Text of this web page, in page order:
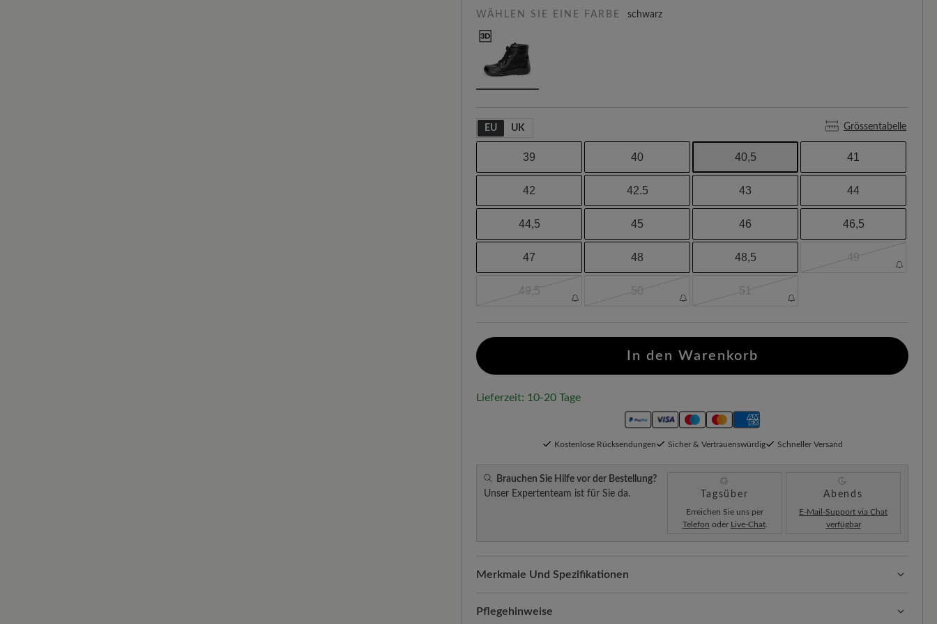
WÄHLEN SIE EINE FARBE schwarz
EU UK Grössentabelle
39 40 40,5 41
42 42.5 43 44
44,5 45 46 46,5
47 48 48,5 49
49,5 50 51
In den Warenkorb
Lieferzeit: 10-20 Tage
Kostenlose Rücksendungen Sicher & Vertrauenswürdig Schneller Versand
Brauchen Sie Hilfe vor der Bestellung?
Unser Expertenteam ist für Sie da.
Tagsüber
Erreichen Sie uns per
Telefon oder Live-Chat.
Abends
E-Mail-Support via Chat
verfügbar
Merkmale Und Spezifikationen
Freeyourfeet!Die perfekte Passform mit 100% Zehenfreiheit. Natürlich geformte
Schuhe, handgefertigt hergestellt.
Pflegehinweise